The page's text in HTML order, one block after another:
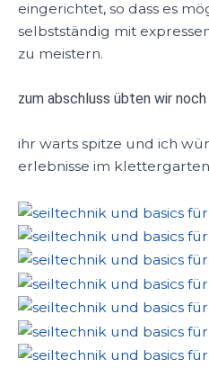
eingerichtet, so dass es
selbstständig mit
zu meistern.
zum abschluss übten wir
ihr warts spitze und ich
erlebnisse im